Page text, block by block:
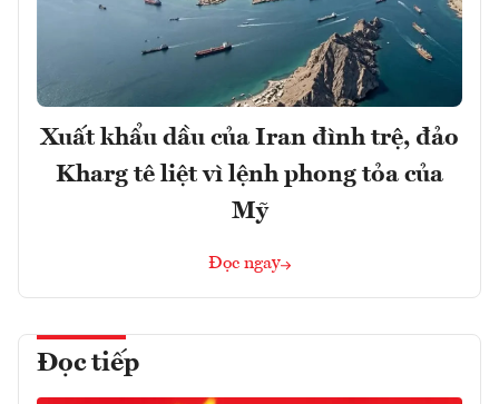
Xuất khẩu dầu của Iran đình trệ, đảo
Kharg tê liệt vì lệnh phong tỏa của
Mỹ
Đọc ngay
Đọc tiếp